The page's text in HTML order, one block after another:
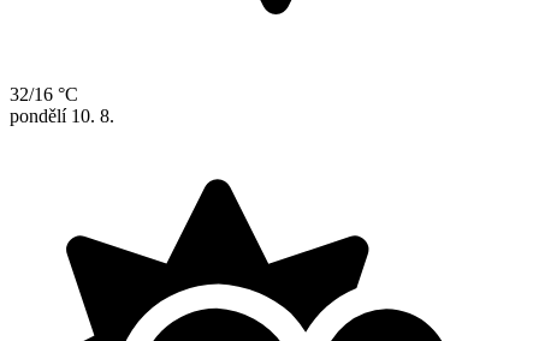
32/16 °C
pondělí 10. 8.